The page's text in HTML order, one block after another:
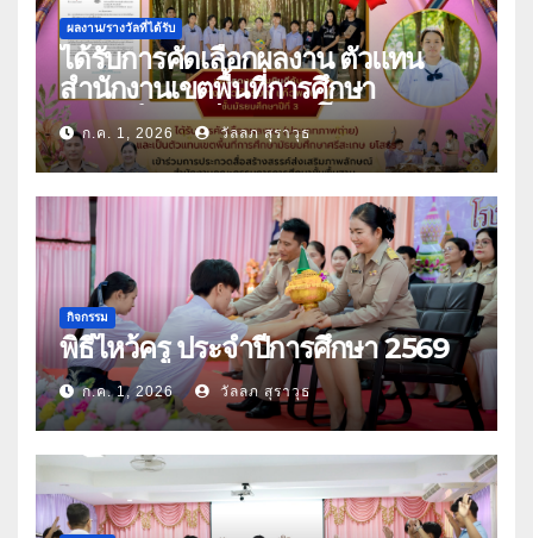
ผลงาน/รางวัลที่ได้รับ
ได้รับการคัดเลือกผลงาน ตัวแทน
สำนักงานเขตพื้นที่การศึกษา
มัธยมศึกษาศรีสะเกษ ยโสธร
ก.ค. 1, 2026 วัลลภ สุราวุธ
กิจกรรม
พิธีไหว้ครู ประจำปีการศึกษา 2569
ก.ค. 1, 2026 วัลลภ สุราวุธ